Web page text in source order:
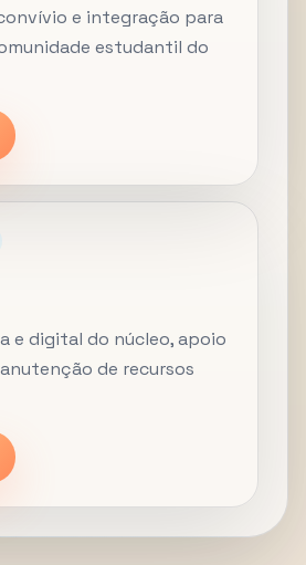
e integração para
estudantil do
e digital do núcleo, apoio
de recursos